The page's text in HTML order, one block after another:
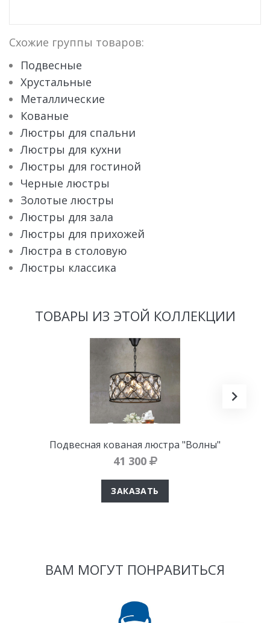
Схожие группы товаров:
Подвесные
Хрустальные
Металлические
Кованые
Люстры для спальни
Люстры для кухни
Люстры для гостиной
Черные люстры
Золотые люстры
Люстры для зала
Люстры для прихожей
Люстра в столовую
Люстры классика
ТОВАРЫ ИЗ ЭТОЙ КОЛЛЕКЦИИ
Подвесная кованая люстра "Волны"
41 300
ЗАКАЗАТЬ
ВАМ МОГУТ ПОНРАВИТЬСЯ